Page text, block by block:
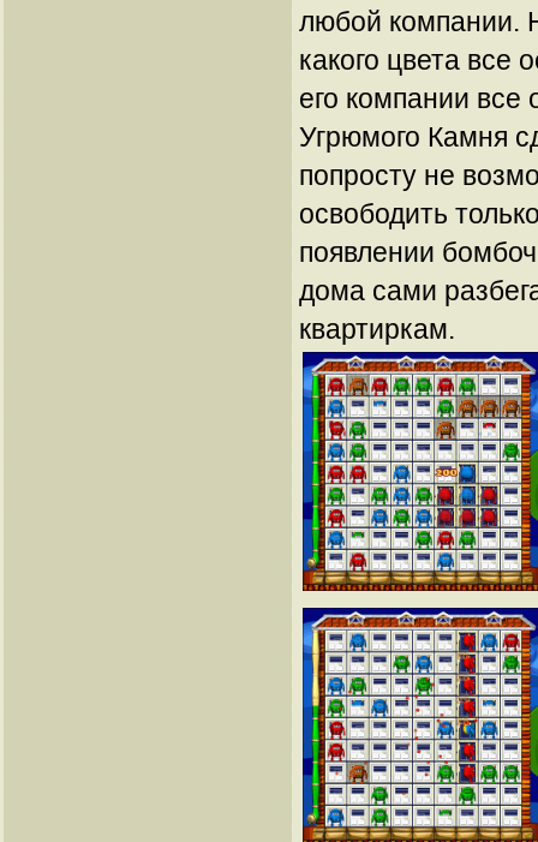
любой компании.
какого цвета все
его компании все
Угрюмого Камня
попросту не
освободить
появлении
дома сами
квартиркам.